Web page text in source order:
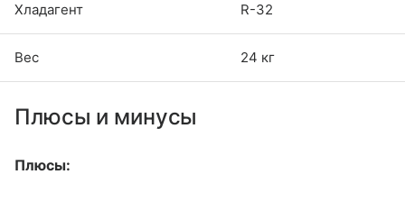
Хладагент R-32
Вес 24 кг
Плюсы и минусы
Плюсы: